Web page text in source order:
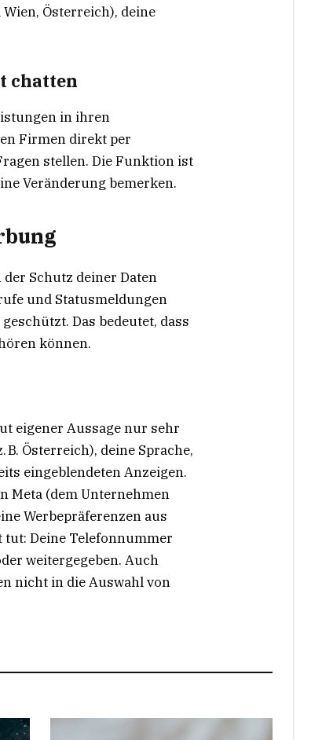
Österreich), deine
chatten
in ihren
Firmen direkt per
stellen. Die Funktion ist
Veränderung bemerken.
Schutz deiner Daten
und Statusmeldungen
Das bedeutet, dass
können.
eigener Aussage nur sehr
Österreich), deine Sprache,
eingeblendeten Anzeigen.
Meta (dem Unternehmen
Werbepräferenzen aus
tut: Deine Telefonnummer
weitergegeben. Auch
nicht in die Auswahl von